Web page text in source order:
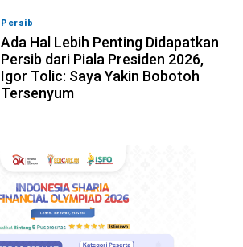
Persib
Ada Hal Lebih Penting Didapatkan
Persib dari Piala Presiden 2026,
Igor Tolic: Saya Yakin Bobotoh
Tersenyum